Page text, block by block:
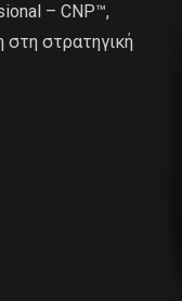
– CNP™,
στη στρατηγική